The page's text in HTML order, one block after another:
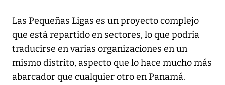
Las Pequeñas Ligas es un proyecto complejo
que está repartido en sectores, lo que podría
traducirse en varias organizaciones en un
mismo distrito, aspecto que lo hace mucho más
abarcador que cualquier otro en Panamá.